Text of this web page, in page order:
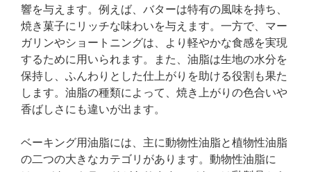
響を与えます。例えば、バターは特有の風味を持ち、
焼き菓子にリッチな味わいを与えます。一方で、マー
ガリンやショートニングは、より軽やかな食感を実現
するために用いられます。また、油脂は生地の水分を
保持し、ふんわりとした仕上がりを助ける役割も果た
します。油脂の種類によって、焼き上がりの色合いや
香ばしさにも違いが出ます。
ベーキング用油脂には、主に動物性油脂と植物性油脂
の二つの大きなカテゴリがあります。動物性油脂に